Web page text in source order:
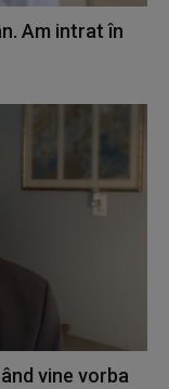
Am intrat în
vine vorba